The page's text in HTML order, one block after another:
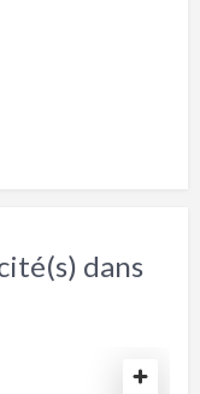
dans